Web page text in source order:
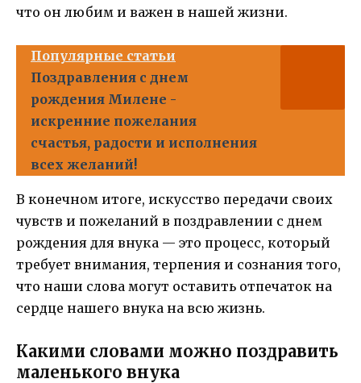
что он любим и важен в нашей жизни.
Популярные статьи
Поздравления с днем
рождения Милене -
искренние пожелания
счастья, радости и исполнения
всех желаний!
В конечном итоге, искусство передачи своих
чувств и пожеланий в поздравлении с днем
рождения для внука — это процесс, который
требует внимания, терпения и сознания того,
что наши слова могут оставить отпечаток на
сердце нашего внука на всю жизнь.
Какими словами можно поздравить
маленького внука